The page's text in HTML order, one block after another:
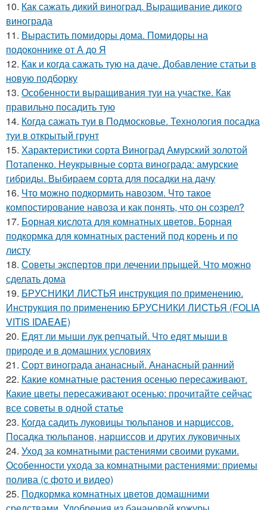
10. Как сажать дикий виноград. Выращивание дикого
винограда
11. Вырастить помидоры дома. Помидоры на
подоконнике от А до Я
12. Как и когда сажать тую на даче. Добавление статьи в
новую подборку
13. Особенности выращивания туи на участке. Как
правильно посадить тую
14. Когда сажать туи в Подмосковье. Технология посадка
туи в открытый грунт
15. Характеристики сорта Виноград Амурский золотой
Потапенко. Неукрывные сорта винограда: амурские
гибриды. Выбираем сорта для посадки на дачу
16. Что можно подкормить навозом. Что такое
компостирование навоза и как понять, что он созрел?
17. Борная кислота для комнатных цветов. Борная
подкормка для комнатных растений под корень и по
листу
18. Советы экспертов при лечении прыщей. Что можно
сделать дома
19. БРУСНИКИ ЛИСТЬЯ инструкция по применению.
Инструкция по применению БРУСНИКИ ЛИСТЬЯ (FOLIA
VITIS IDAEAE)
20. Едят ли мыши лук репчатый. Что едят мыши в
природе и в домашних условиях
21. Сорт винограда ананасный. Ананасный ранний
22. Какие комнатные растения осенью пересаживают.
Какие цветы пересаживают осенью: прочитайте сейчас
все советы в одной статье
23. Когда садить луковицы тюльпанов и нарциссов.
Посадка тюльпанов, нарциссов и других луковичных
24. Уход за комнатными растениями своими руками.
Особенности ухода за комнатными растениями: приемы
полива (с фото и видео)
25. Подкормка комнатных цветов домашними